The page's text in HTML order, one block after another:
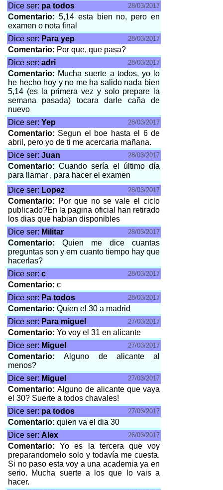
Dice ser: pa todos 28/03/2017
Comentario: 5,14 esta bien no, pero en
examen o nota final
Dice ser: Para yep 28/03/2017
Comentario: Por que, que pasa?
Dice ser: adri 28/03/2017
Comentario: Mucha suerte a todos, yo lo
he hecho hoy y no me ha salido nada bien
5,14 (es la primera vez y solo prepare la
semana pasada) tocara darle caña de
nuevo
Dice ser: Yep 28/03/2017
Comentario: Segun el boe hasta el 6 de
abril, pero yo de ti me acercaria mañana.
Dice ser: Juan 28/03/2017
Comentario:Cuando sería el último día
para llamar , para hacer el examen
Dice ser: Lopez 28/03/2017
Comentario: Por que no se vale el ciclo
publicado?En la pagina oficial han retirado
los dias que habian disponibles
Dice ser: Militar 28/03/2017
Comentario: Quien me dice cuantas
preguntas son y em cuanto tiempo hay que
hacerlas?
Dice ser: c 28/03/2017
Comentario: c
Dice ser: Pa todos 28/03/2017
Comentario: Quien el 30 a madrid
Dice ser: Para miguel 27/03/2017
Comentario: Yo voy el 31 en alicante
Dice ser: Miguel 27/03/2017
Comentario:Alguno de alicante al
menos?
Dice ser: Miguel 27/03/2017
Comentario: Alguno de alicante que vaya
el 30? Suerte a todos chavales!
Dice ser: pa todos 27/03/2017
Comentario: quien va el dia 30
Dice ser: Alex 26/03/2017
Comentario:Yo es la tercera que voy
preparandomelo solo y todavía me cuesta.
Si no paso esta voy a una academia ya en
serio. Mucha suerte a los que lo vais a
hacer.